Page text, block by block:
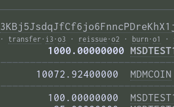
· transfer · i3 · o3 · reissue · o2 · burn · o1 ·
        1000.00000000
      10072.92400000
MDMCOIN
        100.00000000